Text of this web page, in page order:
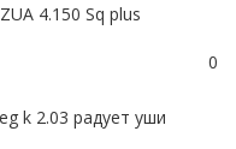
4.150 Sq plus
0
k 2.03 радует уши